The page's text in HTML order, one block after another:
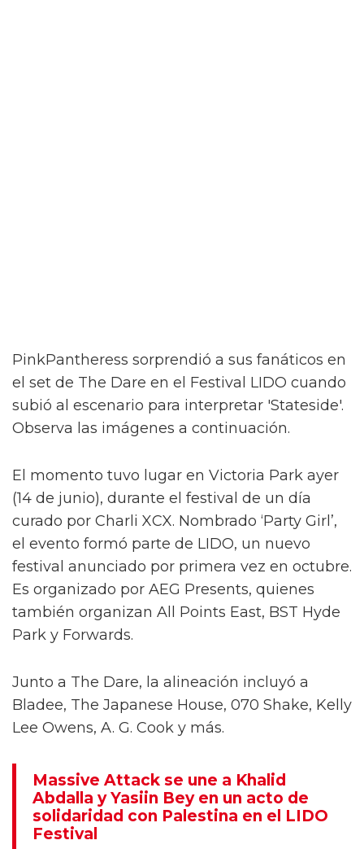
PinkPantheress sorprendió a sus fanáticos en
el set de The Dare en el Festival LIDO cuando
subió al escenario para interpretar 'Stateside'.
Observa las imágenes a continuación.
El momento tuvo lugar en Victoria Park ayer
(14 de junio), durante el festival de un día
curado por Charli XCX. Nombrado ‘Party Girl’,
el evento formó parte de LIDO, un nuevo
festival anunciado por primera vez en octubre.
Es organizado por AEG Presents, quienes
también organizan All Points East, BST Hyde
Park y Forwards.
Junto a The Dare, la alineación incluyó a
Bladee, The Japanese House, 070 Shake, Kelly
Lee Owens, A. G. Cook y más.
Massive Attack se une a Khalid
Abdalla y Yasiin Bey en un acto de
solidaridad con Palestina en el LIDO
Festival